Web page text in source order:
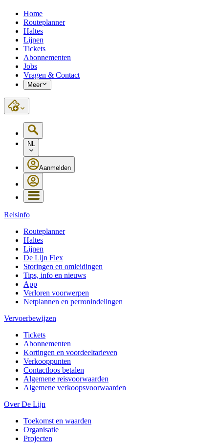
Home
Routeplanner
Haltes
Lijnen
Tickets
Abonnementen
Jobs
Vragen & Contact
Meer
NL
Aanmelden
Reisinfo
Routeplanner
Haltes
Lijnen
De Lijn Flex
Storingen en omleidingen
Tips, info en nieuws
App
Verloren voorwerpen
Netplannen en perronindelingen
Vervoerbewijzen
Tickets
Abonnementen
Kortingen en voordeeltarieven
Verkooppunten
Contactloos betalen
Algemene reisvoorwaarden
Algemene verkoopsvoorwaarden
Over De Lijn
Toekomst en waarden
Organisatie
Projecten